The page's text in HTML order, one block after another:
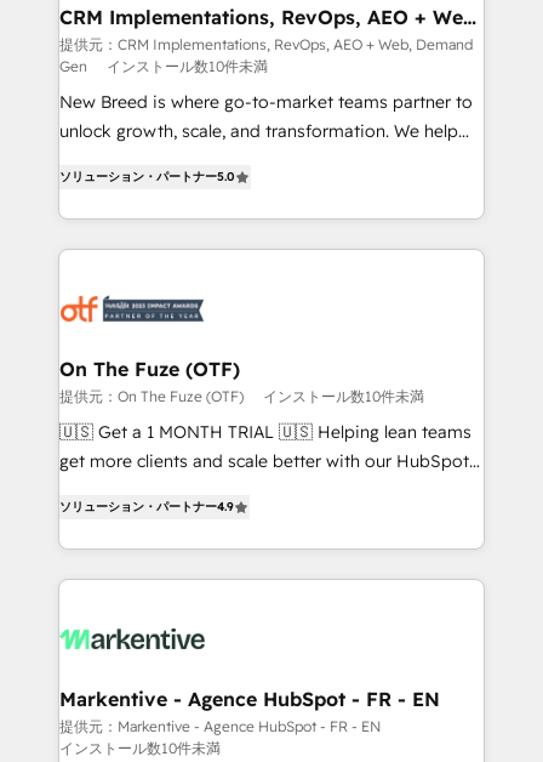
trainers to drive platform adoption. 📈 Revenue
Generation - Full-funnel marketing and high-
performance advertising via Point Success Media. -
Expert deployment of Breeze AI and custom agents
to automate growth. 🏆 Elite Excellence - 8 platform
expertise. - A team of 250+ experts dedicated to
your resilient growth.
CRM Implementations, RevOps, AEO + Web,
Demand Gen
提供元：CRM Implementations, RevOps, AEO + Web, Demand
Gen
インストール数10件未満
New Breed is where go-to-market teams partner to
unlock growth, scale, and transformation. We help
customer platform and operationalize HubSpot’s
Loop Marketing framework through expert-led
services, smart agents, and purpose-built apps,
results, fast. ⚙️CRM & RevOps: Align all Hubs to your
🎯Demand Gen & ABM: Drive pipeline with inbound,
ABM, AEO, SEO, & paid media. 👩‍💻Web Design:
Build high-performing websites with UX, messaging,
& conversion strategy that drive results. 🤖AI
AI, & maximize AEO with tailored AI services. 🧩
Integrations: Extend HubSpot with custom
ソリューション・パートナー5.0
On The Fuze (OTF)
提供元：On The Fuze (OTF) インストール数10件未満
🇺🇸 Get a 1 MONTH TRIAL 🇺🇸 Helping lean teams
get more clients and scale better with our HubSpot
Work With 🚀 We help lean, growing companies: -
Win more business - Reduce no-shows - Improve
lead & deal conversion rates - Scale with less
What do you get? 🤓 Our client's are too busy to
Personal Consultant + Tech Team to handle the
heavy lifting of mapping out AND building your ideal
system. + Get best practices and 'don't know what
ソリューション・パートナー4.9
Markentive - Agence HubSpot - FR - EN
提供元：Markentive - Agence HubSpot - FR - EN
インストール数10件未満